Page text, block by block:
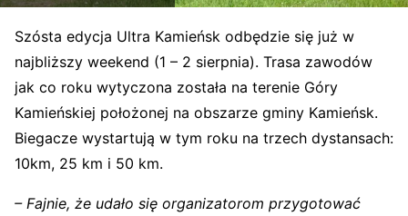
Szósta edycja Ultra Kamieńsk odbędzie się już w
najbliższy weekend (1 – 2 sierpnia). Trasa zawodów
jak co roku wytyczona została na terenie Góry
Kamieńskiej położonej na obszarze gminy Kamieńsk.
Biegacze wystartują w tym roku na trzech dystansach:
10km, 25 km i 50 km.
– Fajnie, że udało się organizatorom przygotować